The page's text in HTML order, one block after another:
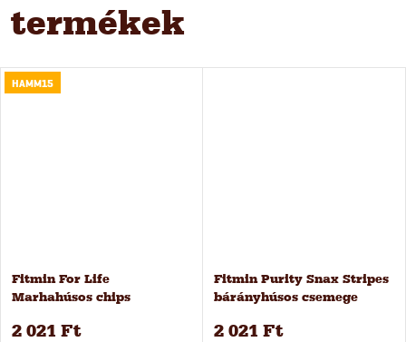
termékek
HAMM15
Fitmin For Life
Marhahúsos chips
2 021 Ft
Fitmin Purity Snax Stripes
bárányhúsos csemege
2 021 Ft